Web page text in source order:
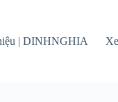
| DINHNGHIA